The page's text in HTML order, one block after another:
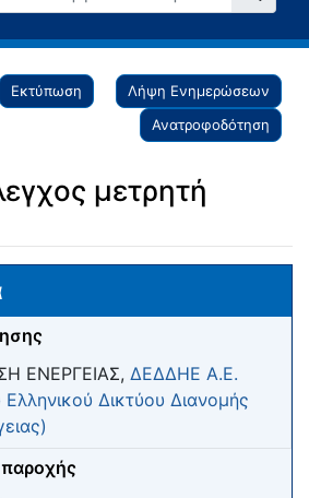
Εκτύπωση
Λήψη Ενημερώσεων
Ανατροφοδότηση
μετρητή
ΕΝΕΡΓΕΙΑΣ, ΔΕΔΔΗΕ Α.Ε.
Ελληνικού Δικτύου Διανομής